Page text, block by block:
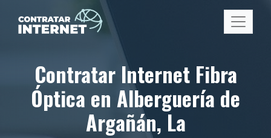
Contratar Internet Fibra
Óptica en Alberguería de
Argañán, La